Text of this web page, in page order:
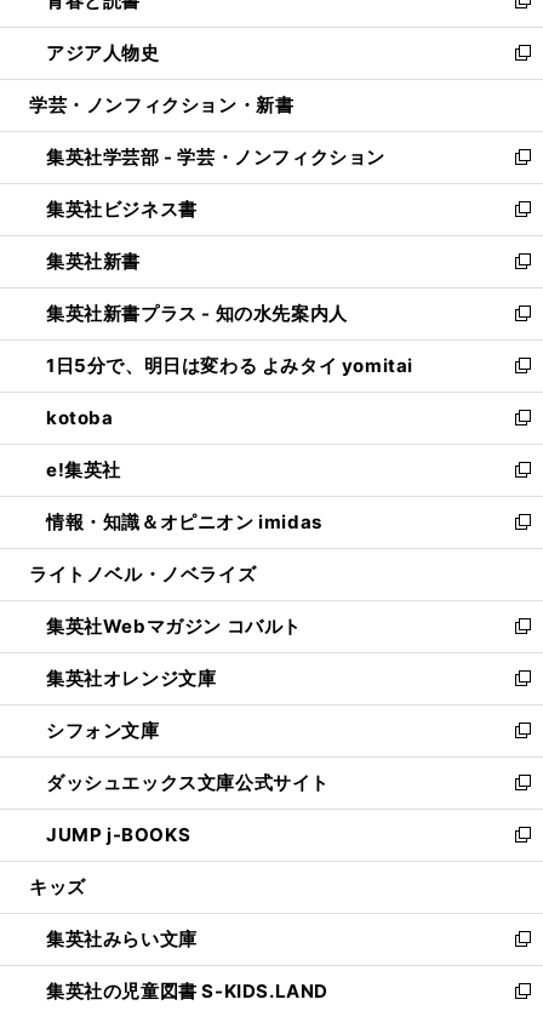
開
く
ウ
で
開
ン
ド
ウ
開
く
い
ウ
ィ
ン
ウ
で
開
く
新
し
い
ウ
ン
ド
ウ
で
開
く
アジア人物史
新
し
ウ
ィ
ン
ド
ウ
で
開
く
学芸・ノンフィクション・新書
集英社学芸部 - 学芸・ノンフィクション
新
し
い
ウ
ィ
ン
ド
ウ
で
開
く
集英社ビジネス書
新
し
い
ウ
ィ
ン
ド
ウ
で
開
く
集英社新書
新
し
い
ウ
ィ
ン
ド
ウ
で
開
く
集英社新書プラス - 知の水先案内人
新
し
い
ウ
ィ
ン
ド
ウ
で
開
1日5分で、明日は変わる よみタイ yomitai
新
し
い
ウ
ィ
ン
ド
ウ
開
く
kotoba
新
し
い
ウ
ィ
ン
ウ
で
開
く
e!集英社
新
し
い
ウ
ン
ド
ウ
で
開
く
情報・知識＆オピニオン imidas
新
し
ウ
ィ
ン
ド
ウ
で
開
く
ライトノベル・ノベライズ
集英社Webマガジン コバルト
新
し
い
ウ
ィ
ン
ド
ウ
で
開
集英社オレンジ文庫
新
し
い
ウ
ィ
ン
ド
ウ
開
く
シフォン文庫
新
し
い
ウ
ィ
ン
ウ
で
開
く
ダッシュエックス文庫公式サイト
新
し
い
ウ
ン
ド
ウ
で
JUMP j-BOOKS
新
し
ウ
ィ
ン
ド
キッズ
集英社みらい文庫
新
し
い
集英社の児童図書 S-KIDS.LAND
新